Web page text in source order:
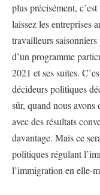
plus précisément,
laissez les entreprises
travailleurs
d’un programme
2021 et ses suites.
décideurs politiques
sûr, quand nous avons
avec des résultats
davantage. Mais ce
politiques régulant
l’immigration en elle-